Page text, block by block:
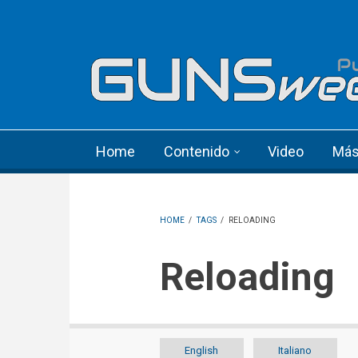
Home Contenido Video
HOME / TAGS / RELOADING
Reloading
English Italiano